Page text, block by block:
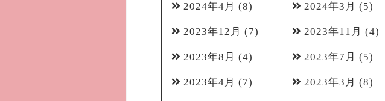
2024年4月 (8) 2024年3月 (5)
2023年12月 (7) 2023年11月 (4)
2023年8月 (4) 2023年7月 (5)
2023年4月 (7) 2023年3月 (8)